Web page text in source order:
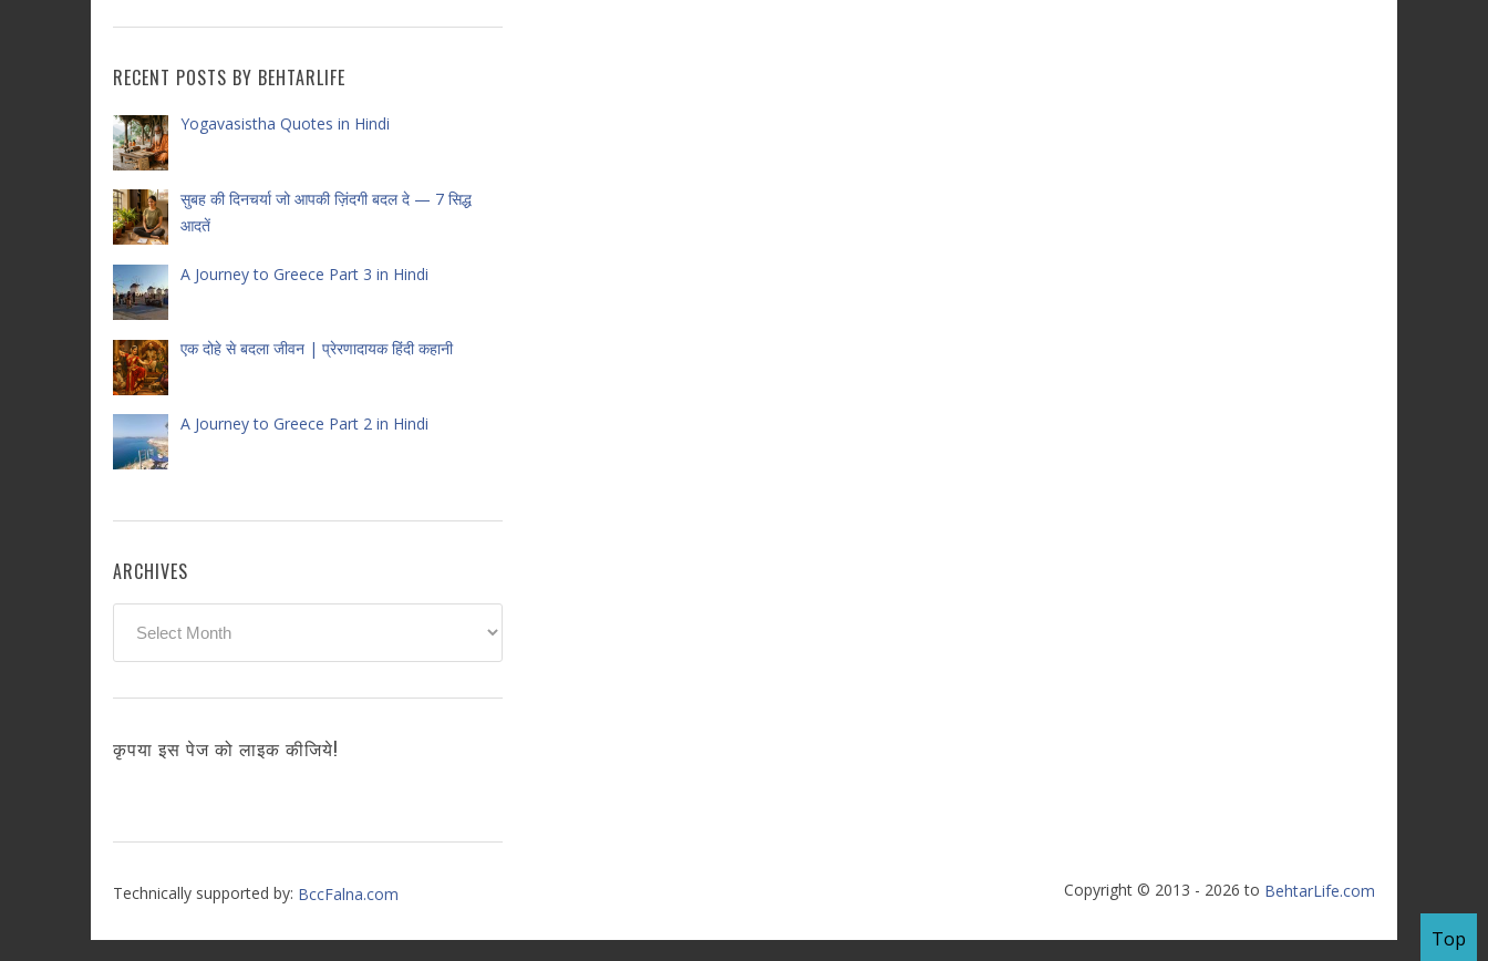
RECENT POSTS BY BEHTARLIFE
Yogavasistha Quotes in Hindi
सुबह की दिनचर्या जो आपकी ज़िंदगी बदल दे — 7 सिद्ध
आदतें
A Journey to Greece Part 3 in Hindi
एक दोहे से बदला जीवन | प्रेरणादायक हिंदी कहानी
A Journey to Greece Part 2 in Hindi
ARCHIVES
कृपया इस पेज को लाइक कीजिये!
Technically supported by: BccFalna.com Copyright © 2013 - 2026 to BehtarLife.com
Top